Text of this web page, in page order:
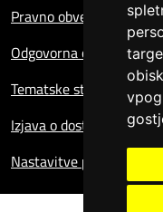
Pravno obvestilo
Odgovorna oseba za
Tematske strani
Izjava o dostopnosti
Nastavitve piškotkov